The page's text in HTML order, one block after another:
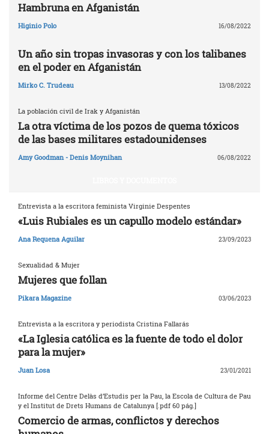
Hambruna en Afganistán
Higinio Polo 16/08/2022
Un año sin tropas invasoras y con los talibanes
en el poder en Afganistán
Mirko C. Trudeau 13/08/2022
La población civil de Irak y Afganistán
La otra víctima de los pozos de quema tóxicos
de las bases militares estadounidenses
Amy Goodman - Denis Moynihan 06/08/2022
Entrevista a la escritora feminista Virginie Despentes
«Luis Rubiales es un capullo modelo estándar»
Ana Requena Aguilar 23/09/2023
Sexualidad & Mujer
Mujeres que follan
Pikara Magazine 03/06/2023
Entrevista a la escritora y periodista Cristina Fallarás
«La Iglesia católica es la fuente de todo el dolor
para la mujer»
Juan Losa 23/01/2021
Informe del Centre Delàs d’Estudis per la Pau, la Escola de Cultura de Pau
y el Institut de Drets Humans de Catalunya [.pdf 60 pág.]
Comercio de armas, conflictos y derechos